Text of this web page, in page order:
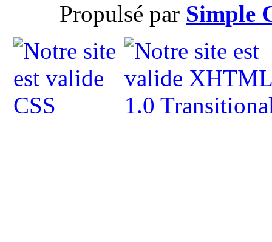
Propulsé par Simple